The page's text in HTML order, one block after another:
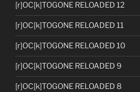
[r]OC[k]TOGONE RELOADED 12
[r]OC[k]TOGONE RELOADED 11
[r]OC[k]TOGONE RELOADED 10
[r]OC[k]TOGONE RELOADED 9
[r]OC[k]TOGONE RELOADED 8